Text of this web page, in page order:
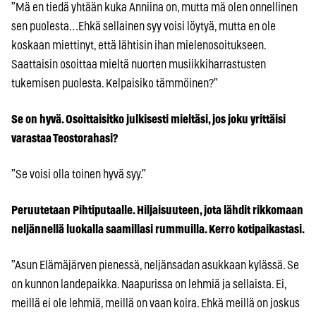
”Mä en tiedä yhtään kuka Anniina on, mutta mä olen onnellinen
sen puolesta…Ehkä sellainen syy voisi löytyä, mutta en ole
koskaan miettinyt, että lähtisin ihan mielenosoitukseen.
Saattaisin osoittaa mieltä nuorten musiikkiharrastusten
tukemisen puolesta. Kelpaisiko tämmöinen?”
Se on hyvä. Osoittaisitko julkisesti mieltäsi, jos joku yrittäisi
varastaa Teostorahasi?
”Se voisi olla toinen hyvä syy.”
Peruutetaan Pihtiputaalle. Hiljaisuuteen, jota lähdit rikkomaan
neljännellä luokalla saamillasi rummuilla. Kerro kotipaikastasi.
”Asun Elämäjärven pienessä, neljänsadan asukkaan kylässä. Se
on kunnon landepaikka. Naapurissa on lehmiä ja sellaista. Ei,
meillä ei ole lehmiä, meillä on vaan koira. Ehkä meillä on joskus